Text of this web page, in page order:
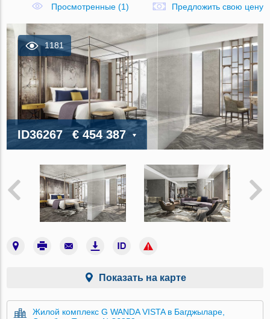
Просмотренные (1)
Предложить свою цену
1181
ID36267 € 454 387
Показать на карте
Жилой комплекс G WANDA VISTA в Багджыларе,